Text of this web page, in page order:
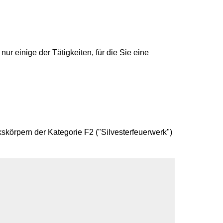
einige der Tätigkeiten, für die Sie eine
der Kategorie F2 ("Silvesterfeuerwerk")